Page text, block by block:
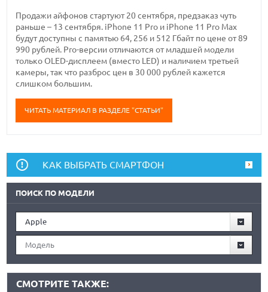
Продажи айфонов стартуют 20 сентября, предзаказ чуть
раньше – 13 сентября. iPhone 11 Pro и iPhone 11 Pro Max
будут доступны с памятью 64, 256 и 512 Гбайт по цене от 89
990 рублей. Pro-версии отличаются от младшей модели
только OLED-дисплеем (вместо LED) и наличием третьей
камеры, так что разброс цен в 30 000 рублей кажется
слишком большим.
ЧИТАТЬ МАТЕРИАЛ В РАЗДЕЛЕ "СТАТЬИ"
КАК ВЫБРАТЬ СМАРТФОН
ПОИСК ПО МОДЕЛИ
Apple
Модель
СМОТРИТЕ ТАКЖЕ: